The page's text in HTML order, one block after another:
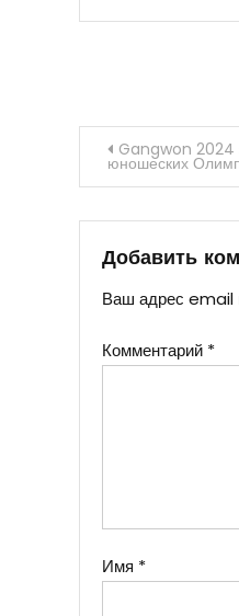
по
записям
Gangwon 2024
юношеских
Добавить
Ваш адрес email
Комментарий *
Имя *